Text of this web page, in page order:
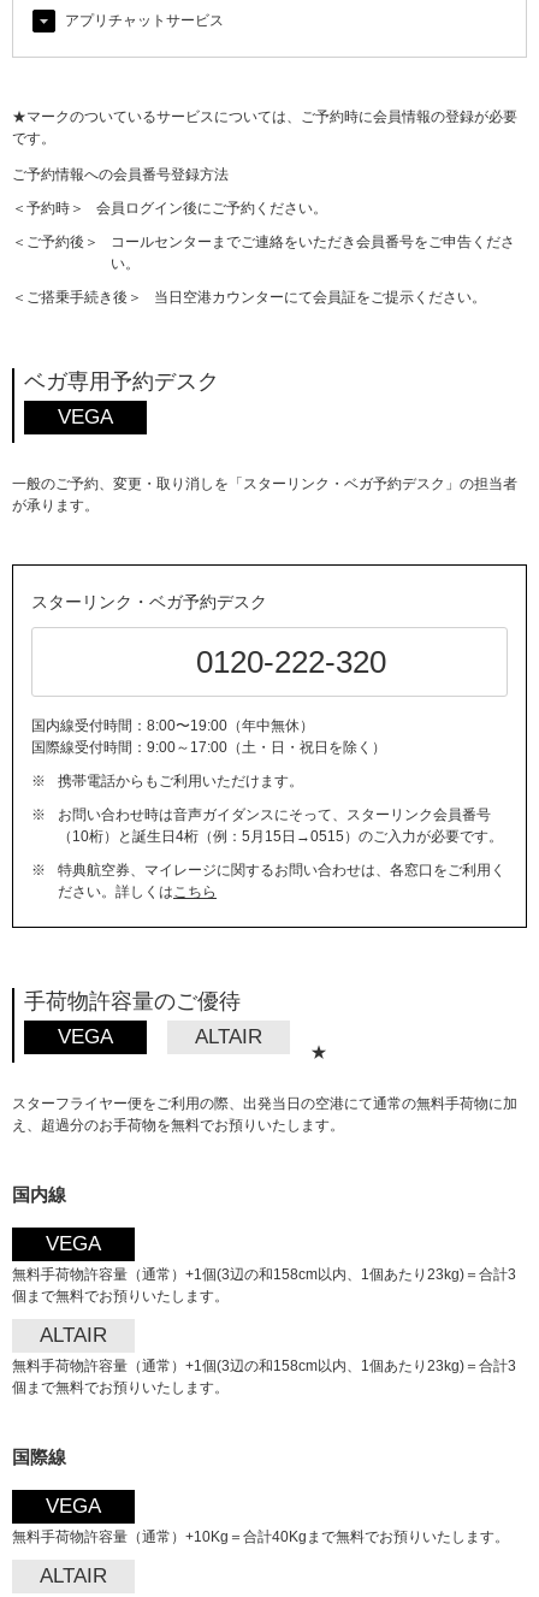
アプリチャットサービス
★マークのついているサービスについては、ご予約時に会員情報の登録が必要
です。
ご予約情報への会員番号登録方法
＜予約時＞
会員ログイン後にご予約ください。
＜ご予約後＞
コールセンターまでご連絡をいただき会員番号をご申告くださ
い。
＜ご搭乗手続き後＞
当日空港カウンターにて会員証をご提示ください。
ベガ専用予約デスク
VEGA
一般のご予約、変更・取り消しを「スターリンク・ベガ予約デスク」の担当者
が承ります。
スターリンク・ベガ予約デスク
0120-222-320
国内線受付時間：8:00〜19:00（年中無休）
国際線受付時間：9:00～17:00（土・日・祝日を除く）
※
携帯電話からもご利用いただけます。
※
お問い合わせ時は音声ガイダンスにそって、スターリンク会員番号
（10桁）と誕生日4桁（例：5月15日→0515）のご入力が必要です。
※
特典航空券、マイレージに関するお問い合わせは、各窓口をご利用く
ださい。詳しくはこちら
手荷物許容量のご優待
VEGA ALTAIR
★
スターフライヤー便をご利用の際、出発当日の空港にて通常の無料手荷物に加
え、超過分のお手荷物を無料でお預りいたします。
国内線
VEGA
無料手荷物許容量（通常）+1個(3辺の和158cm以内、1個あたり23kg)＝合計3
個まで無料でお預りいたします。
ALTAIR
無料手荷物許容量（通常）+1個(3辺の和158cm以内、1個あたり23kg)＝合計3
個まで無料でお預りいたします。
国際線
VEGA
無料手荷物許容量（通常）+10Kg＝合計40Kgまで無料でお預りいたします。
ALTAIR